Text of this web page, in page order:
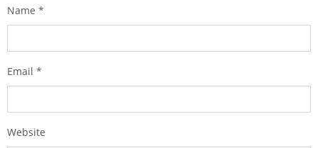
Name *
Email *
Website